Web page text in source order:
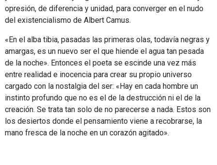
opresión, de diferencia y unidad, para converger en el nudo
del existencialismo de Albert Camus.
«En el alba tibia, pasadas las primeras olas, todavía negras y
amargas, es un nuevo ser el que hiende el agua tan pesada
de la noche». Entonces el poeta se escinde una vez más
entre realidad e inocencia para crear su propio universo
cargado con la nostalgia del ser: «Hay en cada hombre un
instinto profundo que no es el de la destrucción ni el de la
creación. Se trata tan solo de no parecerse a nada. Estos son
los desiertos donde el pensamiento viene a recobrarse, la
mano fresca de la noche en un corazón agitado».